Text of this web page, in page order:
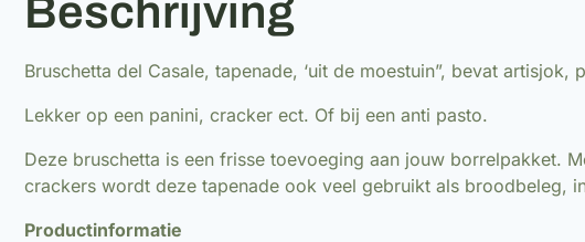
Beschrijving
Bruschetta del Casale, tapenade, ‘uit de moestuin”, bevat
Lekker op een panini, cracker ect. Of bij een anti pasto.
Deze bruschetta is een frisse toevoeging aan jouw borrelpakket.
crackers wordt deze tapenade ook veel gebruikt als broodbeleg,
Productinformatie